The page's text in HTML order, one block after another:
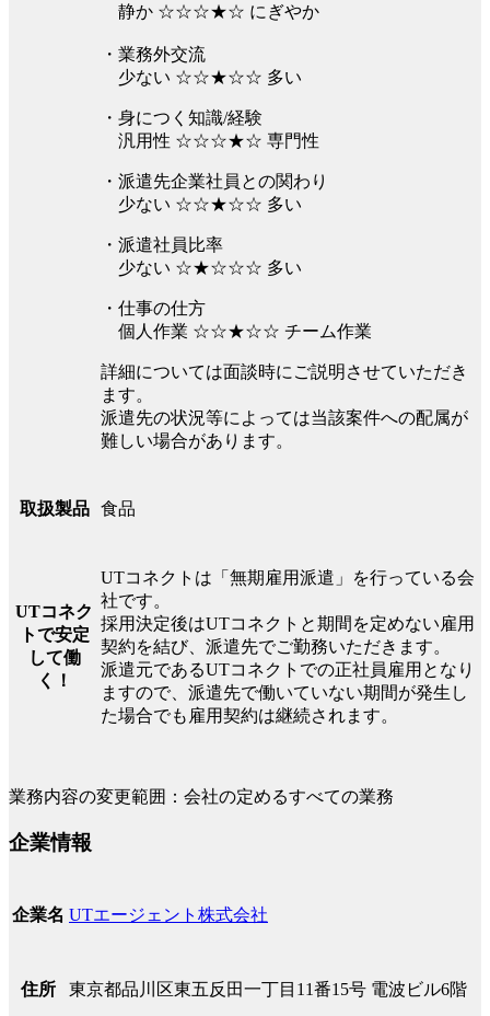
静か ☆☆☆★☆ にぎやか
・業務外交流
少ない ☆☆★☆☆ 多い
・身につく知識/経験
汎用性 ☆☆☆★☆ 専門性
・派遣先企業社員との関わり
少ない ☆☆★☆☆ 多い
・派遣社員比率
少ない ☆★☆☆☆ 多い
・仕事の仕方
個人作業 ☆☆★☆☆ チーム作業
詳細については面談時にご説明させていただき
ます。
派遣先の状況等によっては当該案件への配属が
難しい場合があります。
取扱製品 食品
UTコネク
トで安定
して働
く！
UTコネクトは「無期雇用派遣」を行っている会
社です。
採用決定後はUTコネクトと期間を定めない雇用
契約を結び、派遣先でご勤務いただきます。
派遣元であるUTコネクトでの正社員雇用となり
ますので、派遣先で働いていない期間が発生し
た場合でも雇用契約は継続されます。
業務内容の変更範囲：会社の定めるすべての業務
企業情報
企業名 UTエージェント株式会社
住所 東京都品川区東五反田一丁目11番15号 電波ビル6階